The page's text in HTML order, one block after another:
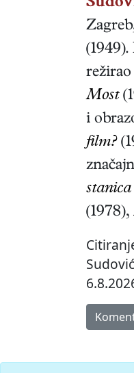
Zagreb
Most
i
film?
(1978),